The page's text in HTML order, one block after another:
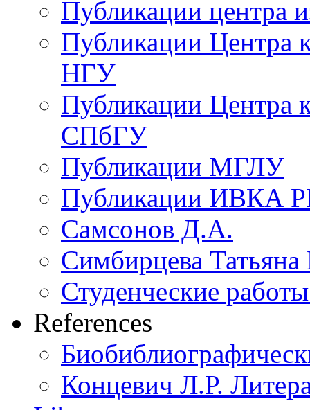
Публикации центра
Публикации Центра
НГУ
Публикации Центра
СПбГУ
Публикации МГЛУ
Публикации ИВКА
Самсонов Д.А.
Симбирцева
Студенческие
References
Концевич Л.Р.